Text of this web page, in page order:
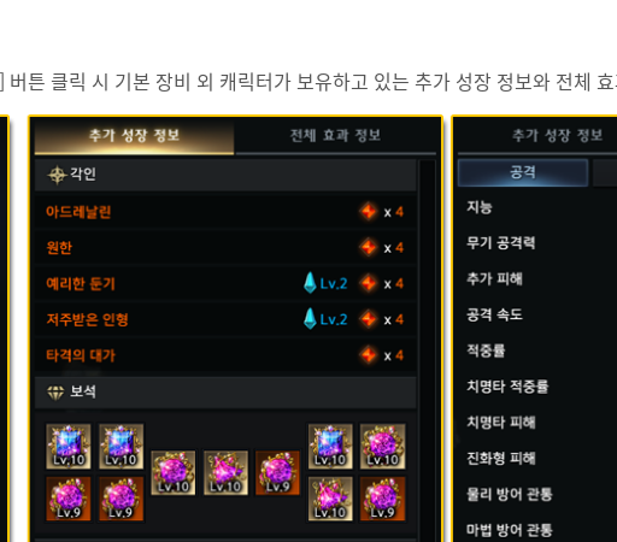
튼 클릭 시 기본 장비 외 캐릭터가 보유하고 있는 추가 성장 정보와 전체